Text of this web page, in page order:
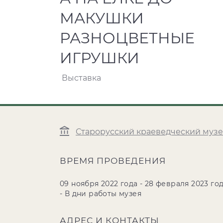
МАКУШКИ
РАЗНОЦВЕТНЫЕ
ИГРУШКИ
Выставка
Старорусский краеведческий
ВРЕМЯ ПРОВЕДЕНИЯ
09 ноября 2022 года - 28 февраля 2023
- В дни работы музея
АДРЕС И КОНТАКТЫ